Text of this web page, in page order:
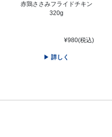
赤鶏ささみフライドチキン
320g
¥980(税込)
詳しく